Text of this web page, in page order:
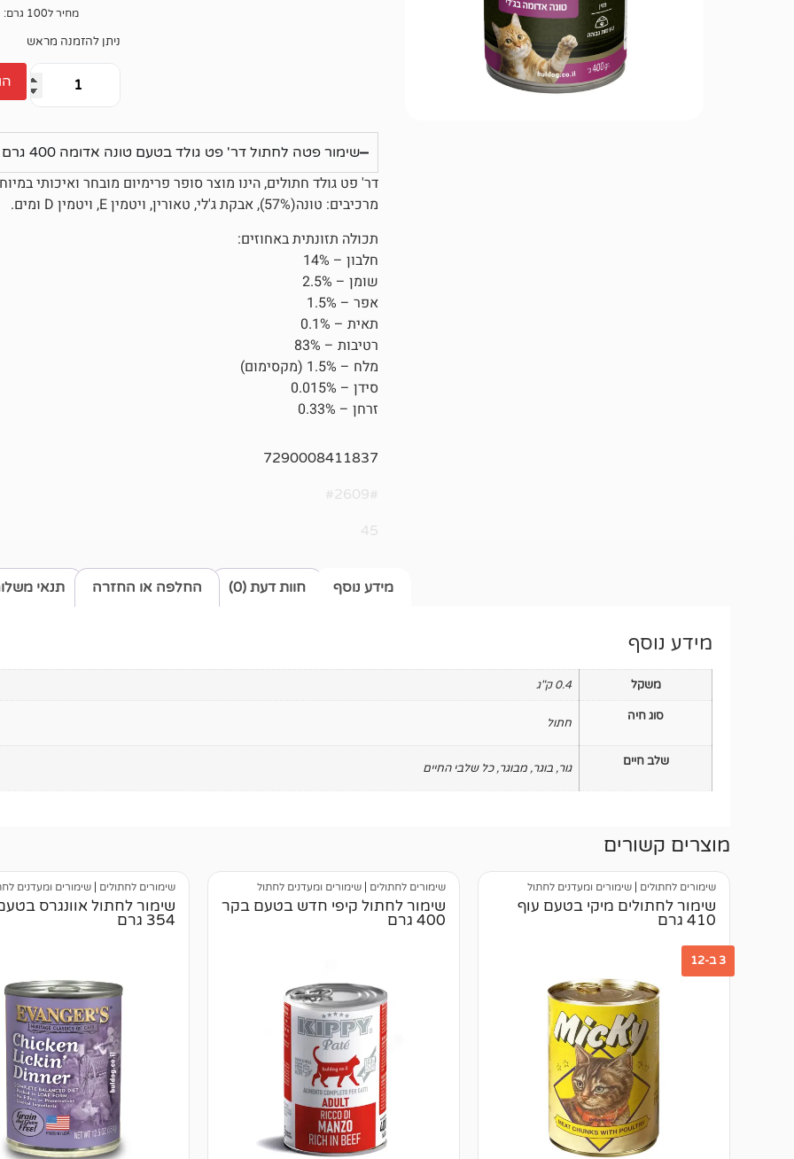
מחיר ל100 גרם: 1.88₪
ניתן להזמנה מראש
שימור פטה לחתול דר' פט גולד בטעם טונה אדומה 400 גרם
דר' פט גולד חתולים, הינו מוצר סופר פרימיום מובחר ואיכותי
מרכיבים: טונה(57%), אבקת ג'לי, טאורין, ויטמין E, ויטמין D ומים.
תכולה תזונתית באחוזים:
חלבון – 14%
שומן – 2.5%
אפר – 1.5%
תאית – 0.1%
רטיבות – 83%
מלח – 1.5% (מקסימום)
סידן – 0.015%
זרחן – 0.33%
7290008411837
#2609#
45
מידע נוסף תנאי חוות דעת (0) החלפה או החזרה
מידע נוסף
משקל 0.4 ק"ג
סוג חיה חתול
שלב חיים גור, בוגר, מבוגר,כל שלבי החיים
מוצרים קשורים
שימורים לחתולים שימורים ומעדנים לחתול
שימור לחתולים מיקי בטעם עוף
410 גרם
3 ב-12
שימורים לחתולים שימורים ומעדנים לחתול
שימור לחתול קיפי חדש בטעם בקר
400 גרם
שימורים לחתולים שימורים ומעדנים
שימור לחתול אוונגרס
354 גרם